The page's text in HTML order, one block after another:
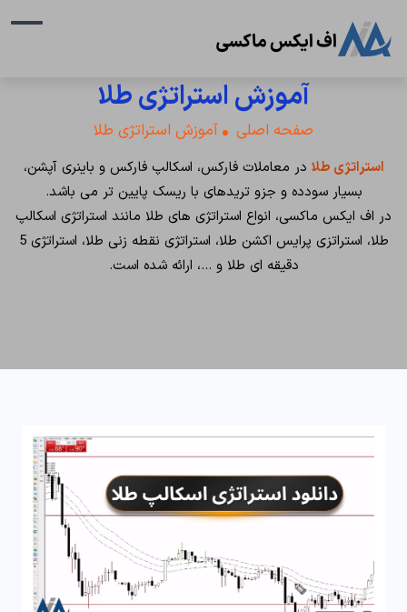
آموزش استراتژی طلا
صفحه اصلی آموزش استراتژی طلا
استراتژی طلا در معاملات فارکس، اسکالپ فارکس و باینری آپشن،
بسیار سودده و جزو تریدهای با ریسک پایین تر می باشد.
در اف ایکس ماکسی، انواع استراتژی های طلا مانند استراتژی اسکالپ
طلا، استراتزی پرایس اکشن طلا، استراتژی نقطه زنی طلا، استراتژی 5
دقیقه ای طلا و …، ارائه شده است.